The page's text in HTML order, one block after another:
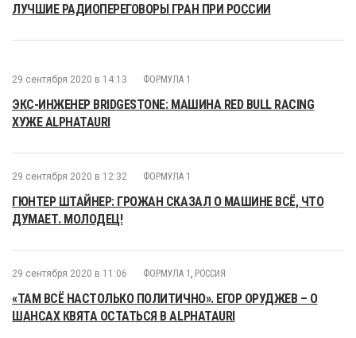
ЛУЧШИЕ РАДИОПЕРЕГОВОРЫ ГРАН ПРИ РОССИИ
29 сентября 2020 в 14:13 ФОРМУЛА 1
ЭКС-ИНЖЕНЕР BRIDGESTONE: МАШИНА RED BULL RACING
ХУЖЕ ALPHATAURI
29 сентября 2020 в 12:32 ФОРМУЛА 1
ГЮНТЕР ШТАЙНЕР: ГРОЖАН СКАЗАЛ О МАШИНЕ ВСЁ, ЧТО
ДУМАЕТ. МОЛОДЕЦ!
29 сентября 2020 в 11:06 ФОРМУЛА 1 , РОССИЯ
«ТАМ ВСЁ НАСТОЛЬКО ПОЛИТИЧНО». ЕГОР ОРУДЖЕВ – О
ШАНСАХ КВЯТА ОСТАТЬСЯ В ALPHATAURI